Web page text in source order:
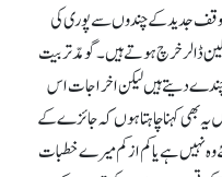
وقف جدید کے چندوں سے پوری کی
ڈالر خرچ ہوتے ہیں۔ گو مدّ تربیت
دیتے ہیں لیکن اخراجات اس
بھی کہنا چاہتا ہوں کہ جائزے کے
وہ نہیں ہے یا کم از کم میرے خطبات